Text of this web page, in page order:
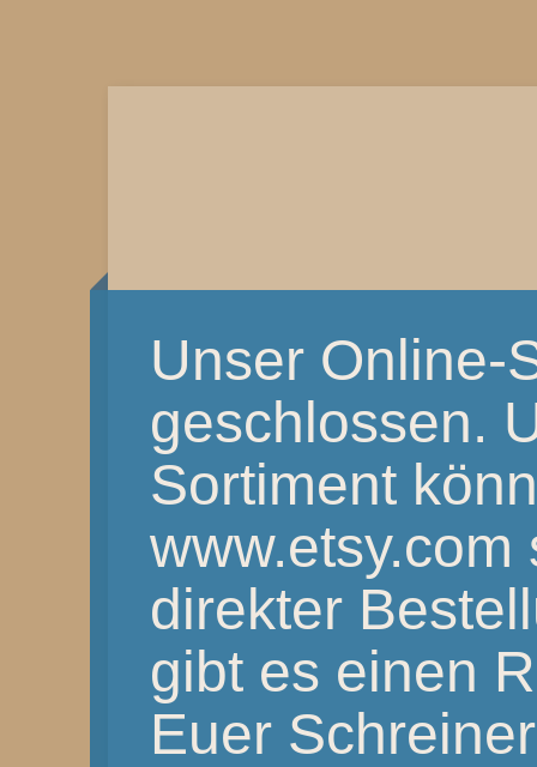
Unser Online-
geschlossen.
Sortiment
www.etsy.com
direkter
gibt es einen
Euer